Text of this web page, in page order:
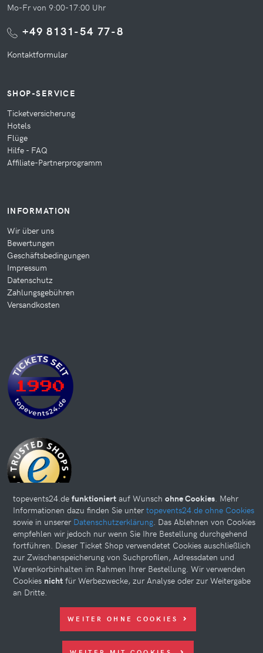
Mo-Fr von 9:00-17:00 Uhr
+49 8131-54 77-8
Kontaktformular
SHOP-SERVICE
Ticketversicherung
Hotels
Flüge
Hilfe - FAQ
Affiliate-Partnerprogramm
INFORMATION
Wir über uns
Bewertungen
Geschäftsbedingungen
Impressum
Datenschutz
Zahlungsgebühren
Versandkosten
Diese Website kann Cookies verwenden. Bitte nehmen Sie weiter
unten Ihre Einstellungen vor.
© 2026 topevents24.de. All rights reserved.
topevents24.de funktioniert auf Wunsch ohne Cookies. Mehr
Informationen dazu finden Sie unter topevents24.de ohne Cookies
sowie in unserer Datenschutzerklärung. Das Ablehnen von Cookies
empfehlen wir jedoch nur wenn Sie Ihre Bestellung durchgehend
fortführen. Dieser Ticket Shop verwendetet Cookies auschließlich
zur Zwischenspeicherung von Suchprofilen, Adressdaten und
Warenkorbinhalten im Rahmen Ihrer Bestellung. Wir verwenden
Cookies nicht für Werbezwecke, zur Analyse oder zur Weitergabe
an Dritte.
WEITER OHNE COOKIES